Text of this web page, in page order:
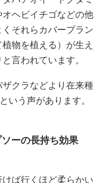
ヘビイチゴなどの他
それらカバープラン
物を植える）が生え
言われています。
クラなどより在来種
いう声があります。
ーの長持ち効果
ば行くほど柔らかい